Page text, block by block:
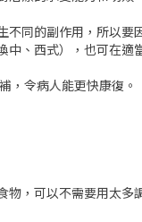
同的副作用，所以要
中、西式），也可在
，令病人能更快康復。
物，可以不需要用太